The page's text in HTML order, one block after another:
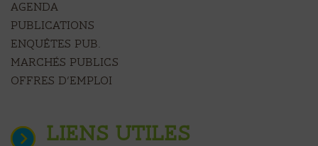
Agenda
Publications
Enquêtes pub.
Marchés publics
Offres d’emploi
LIENS UTILES